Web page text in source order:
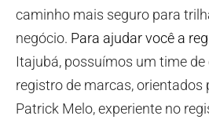
caminho mais seguro para
negócio. Para ajudar você a
Itajubá, possuímos um time
registro de marcas, orientados
Patrick Melo, experiente no